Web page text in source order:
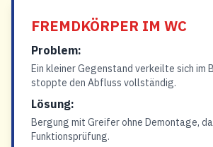
FREMDKÖRPER IM WC
Problem:
Ein kleiner Gegenstand verkeilte sich im
stoppte den Abfluss vollständig.
Lösung:
Bergung mit Greifer ohne Demontage,
Funktionsprüfung.